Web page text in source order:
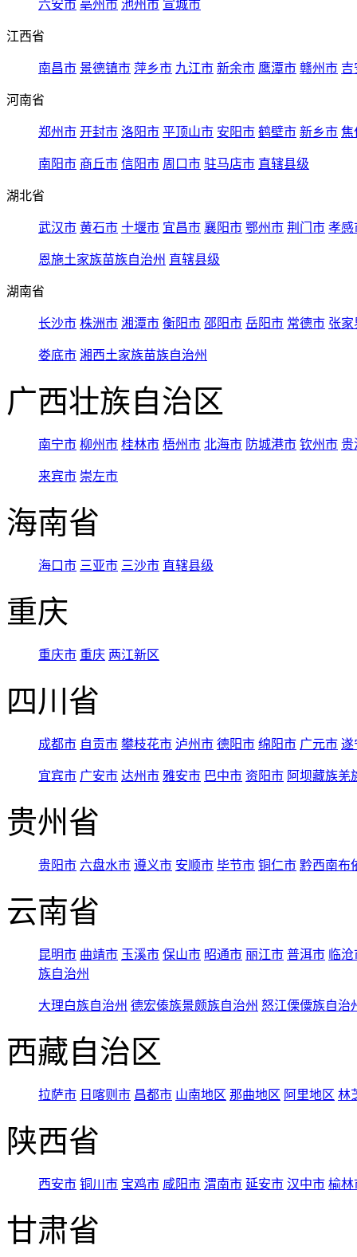
六安市 亳州市 池州市 宣城市
江西省
南昌市 景德镇市 萍乡市 九江市 新余市 鹰潭市 赣州市 吉
河南省
郑州市 开封市 洛阳市 平顶山市 安阳市 鹤壁市 新乡市 焦
南阳市 商丘市 信阳市 周口市 驻马店市 直辖县级
湖北省
武汉市 黄石市 十堰市 宜昌市 襄阳市 鄂州市 荆门市 孝感
恩施土家族苗族自治州 直辖县级
湖南省
长沙市 株洲市 湘潭市 衡阳市 邵阳市 岳阳市 常德市 张家
娄底市 湘西土家族苗族自治州
广西壮族自治区
南宁市 柳州市 桂林市 梧州市 北海市 防城港市 钦州市 贵
来宾市 崇左市
海南省
海口市 三亚市 三沙市 直辖县级
重庆
重庆市 重庆 两江新区
四川省
成都市 自贡市 攀枝花市 泸州市 德阳市 绵阳市 广元市 遂
宜宾市 广安市 达州市 雅安市 巴中市 资阳市 阿坝藏族羌
贵州省
贵阳市 六盘水市 遵义市 安顺市 毕节市 铜仁市 黔西南布
云南省
昆明市 曲靖市 玉溪市 保山市 昭通市 丽江市 普洱市 临
族自治州
大理白族自治州 德宏傣族景颇族自治州 怒江傈僳族自治
西藏自治区
拉萨市 日喀则市 昌都市 山南地区 那曲地区 阿里地区 林
陕西省
西安市 铜川市 宝鸡市 咸阳市 渭南市 延安市 汉中市 榆林
甘肃省